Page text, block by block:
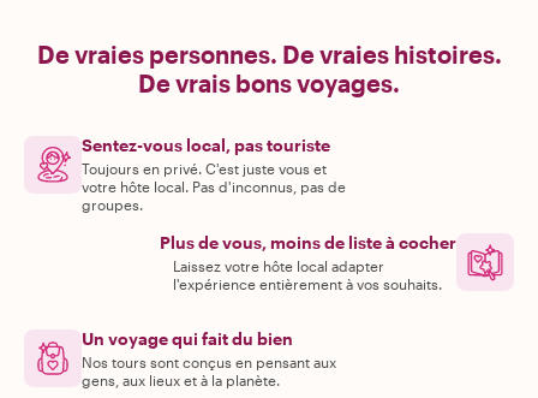
De vraies personnes. De vraies histoires.
De vrais bons voyages.
Sentez-vous local, pas touriste
Toujours en privé. C'est juste vous et
votre hôte local. Pas d'inconnus, pas de
groupes.
Plus de vous, moins de liste à cocher
Laissez votre hôte local adapter
l'expérience entièrement à vos souhaits.
Un voyage qui fait du bien
Nos tours sont conçus en pensant aux
gens, aux lieux et à la planète.